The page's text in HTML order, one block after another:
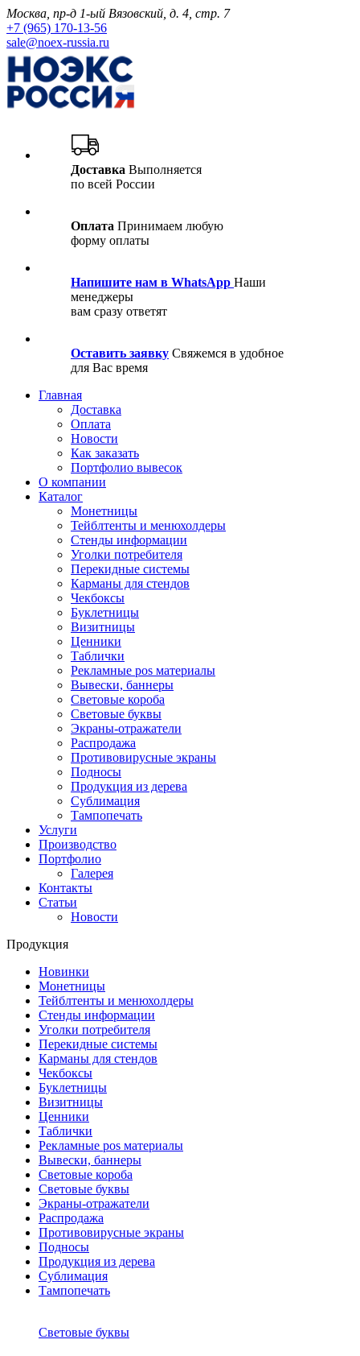
Москва, пр-д 1-ый Вязовский, д. 4, стр. 7
+7 (965) 170-13-56
sale@noex-russia.ru
Доставка Выполняется
по всей России
Оплата Принимаем любую
форму оплаты
Напишите нам в WhatsApp Наши
менеджеры
вам сразу ответят
Оставить заявку Свяжемся в удобное
для Вас время
Главная
Доставка
Оплата
Новости
Как заказать
Портфолио вывесок
О компании
Каталог
Монетницы
Тейблтенты и менюхолдеры
Стенды информации
Уголки потребителя
Перекидные системы
Карманы для стендов
Чекбоксы
Буклетницы
Визитницы
Ценники
Таблички
Рекламные pos материалы
Вывески, баннеры
Световые короба
Световые буквы
Экраны-отражатели
Распродажа
Противовирусные экраны
Подносы
Продукция из дерева
Сублимация
Тампопечать
Услуги
Производство
Портфолио
Галерея
Контакты
Статьи
Новости
Продукция
Новинки
Монетницы
Тейблтенты и менюхолдеры
Стенды информации
Уголки потребителя
Перекидные системы
Карманы для стендов
Чекбоксы
Буклетницы
Визитницы
Ценники
Таблички
Рекламные pos материалы
Вывески, баннеры
Световые короба
Световые буквы
Экраны-отражатели
Распродажа
Противовирусные экраны
Подносы
Продукция из дерева
Сублимация
Тампопечать
Световые буквы